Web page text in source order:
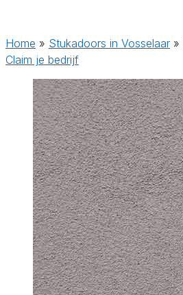
Home » Stukadoors in Vosselaar »
Claim je bedrijf